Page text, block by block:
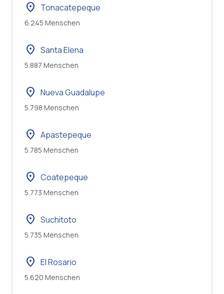
location_on Tonacatepeque
6.245 Menschen
location_on Santa Elena
5.887 Menschen
location_on Nueva Guadalupe
5.798 Menschen
location_on Apastepeque
5.785 Menschen
location_on Coatepeque
5.773 Menschen
location_on Suchitoto
5.735 Menschen
location_on El Rosario
5.620 Menschen